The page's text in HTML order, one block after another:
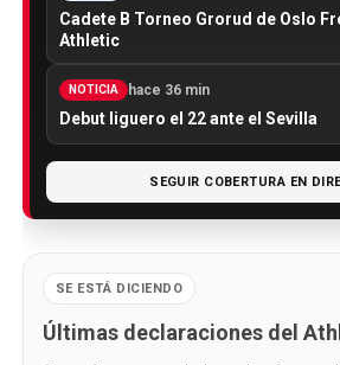
Cadete B Torneo Grorud de Oslo
Athletic
NOTICIA hace 36 min
Debut liguero el 22 ante el Sevilla
SEGUIR COBERTURA EN
SE ESTÁ DICIENDO
Últimas declaraciones del